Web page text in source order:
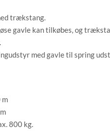
trækstang.
gavle kan tilkøbes, og
med gavle til spring
m
800 kg.